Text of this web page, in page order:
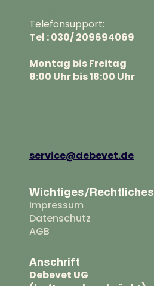
Telefonsupport:
Tel : 030/ 209694069
Montag bis Freitag
8:00 Uhr bis 18:00 Uhr
service@debevet.de
Wichtiges/Rechtliches
Impressum
Datenschutz
AGB
Anschrift
Debevet UG